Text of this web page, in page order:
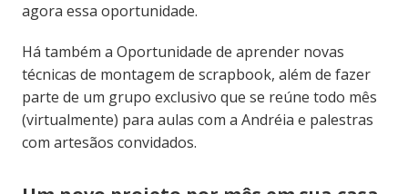
agora essa oportunidade.
Há também a Oportunidade de aprender novas
técnicas de montagem de scrapbook, além de fazer
parte de um grupo exclusivo que se reúne todo mês
(virtualmente) para aulas com a Andréia e palestras
com artesãos convidados.